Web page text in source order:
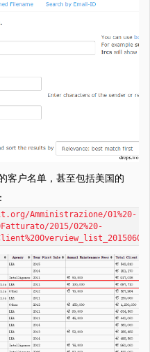
客户名单，甚至包括美国的
Amministrazione/01%20-
2015/02%20-